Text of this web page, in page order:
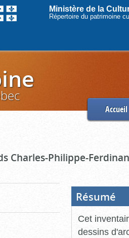
Ministère de la
Répertoire du patrimoine
Accueil
Charles-Philippe-
Résumé
Cet
dessins